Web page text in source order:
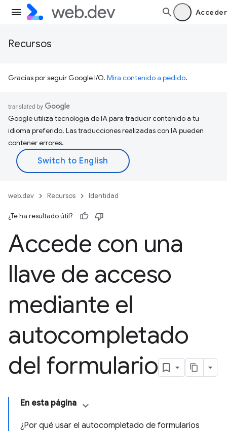
Acceder
Recursos
Gracias por seguir Google I/O. Mira contenido a pedido.
Google utiliza tecnología de IA para traducir contenido a tu
idioma preferido. Las traducciones realizadas con IA pueden
contener errores.
web.dev Recursos Identidad
¿Te ha resultado útil?
Accede con una
llave de acceso
mediante el
autocompletado
del formulario
En esta página
¿Por qué usar el autocompletado de formularios